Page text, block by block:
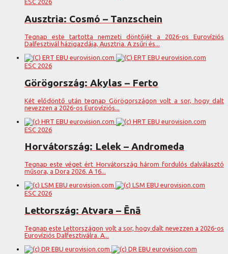
ESC 2026
Ausztria: Cosmó – Tanzschein
Tegnap este tartotta nemzeti döntőjét a 2026-os Eurovíziós
Dalfesztivál házigazdája, Ausztria. A zsűri és...
ESC 2026
Görögország: Akylas – Ferto
Két elődöntő után tegnap Görögországon volt a sor, hogy dalt
nevezzen a 2026-os Eurovíziós...
ESC 2026
Horvátország: Lelek – Andromeda
Tegnap este véget ért Horvátország három fordulós dalválasztó
műsora, a Dora 2026. A 16...
ESC 2026
Lettország: Atvara – Ēnā
Tegnap este Lettországon volt a sor, hogy dalt nevezzen a 2026-os
Eurovíziós Dalfesztiválra. A...